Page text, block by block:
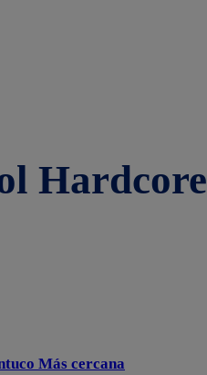
Hardcore
Más cercana